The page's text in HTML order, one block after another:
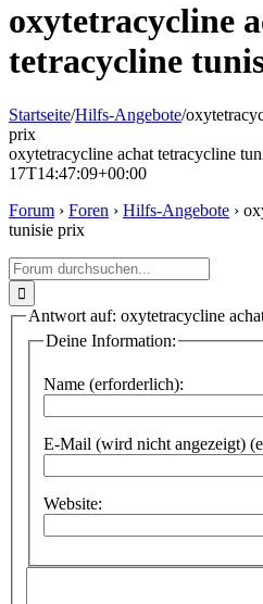
oxytetracycline
tetracycline
Startseite/Hilfs-Angebote/
prix
oxytetracycline achat tetracycline
17T14:47:09+00:00
Forum › Foren › Hilfs-Angebote ›
tunisie prix
Suche
nach:
Antwort auf: oxytetracycline
Deine Information:
Name (erforderlich):
E-Mail (wird nicht angezeigt)
Website: